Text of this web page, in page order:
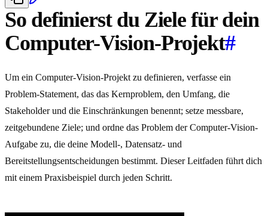
So definierst du Ziele für dein
Computer-Vision-Projekt#
Um ein Computer-Vision-Projekt zu definieren, verfasse ein
Problem-Statement, das das Kernproblem, den Umfang, die
Stakeholder und die Einschränkungen benennt; setze messbare,
zeitgebundene Ziele; und ordne das Problem der Computer-Vision-
Aufgabe zu, die deine Modell-, Datensatz- und
Bereitstellungsentscheidungen bestimmt. Dieser Leitfaden führt dich
mit einem Praxisbeispiel durch jeden Schritt.